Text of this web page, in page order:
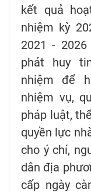
kết quả
nhiệm kỳ
2021 -
phát huy
nhiệm để
nhiệm vụ,
pháp luật,
quyền lực
cho ý chí,
dân địa
cấp ngày